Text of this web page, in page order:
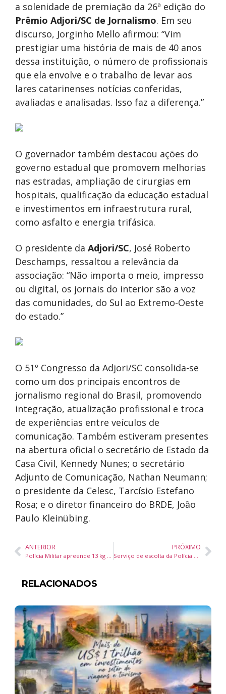
a solenidade de premiação da 26ª edição do
Prêmio Adjori/SC de Jornalismo. Em seu
discurso, Jorginho Mello afirmou: “Vim
prestigiar uma história de mais de 40 anos
dessa instituição, o número de profissionais
que ela envolve e o trabalho de levar aos
lares catarinenses notícias conferidas,
avaliadas e analisadas. Isso faz a diferença.”
O governador também destacou ações do
governo estadual que promovem melhorias
nas estradas, ampliação de cirurgias em
hospitais, qualificação da educação estadual
e investimentos em infraestrutura rural,
como asfalto e energia trifásica.
O presidente da Adjori/SC, José Roberto
Deschamps, ressaltou a relevância da
associação: “Não importa o meio, impresso
ou digital, os jornais do interior são a voz
das comunidades, do Sul ao Extremo-Oeste
do estado.”
O 51º Congresso da Adjori/SC consolida-se
como um dos principais encontros de
jornalismo regional do Brasil, promovendo
integração, atualização profissional e troca
de experiências entre veículos de
comunicação. Também estiveram presentes
na abertura oficial o secretário de Estado da
Casa Civil, Kennedy Nunes; o secretário
Adjunto de Comunicação, Nathan Neumann;
o presidente da Celesc, Tarcísio Estefano
Rosa; e o diretor financeiro do BRDE, João
Paulo Kleinübing.
ANTERIOR
Polícia Militar apreende 13 kg de drogas em operação em Balneário Camboriú
PRÓXIMO
Serviço de escolta da Polícia Penal de Santa Catarina movimenta mais de 2,5 mil presos sem intercorrências
RELACIONADOS